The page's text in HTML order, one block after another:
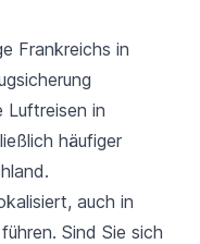
Frankreichs in
Luftreisen in
häufiger
auch in
Sind Sie sich